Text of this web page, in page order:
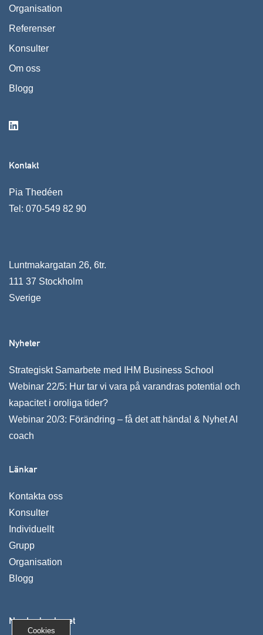
Organisation
Referenser
Konsulter
Om oss
Blogg
Kontakt
Pia Thedéen
Tel: 070-549 82 90
Luntmakargatan 26, 6tr.
111 37 Stockholm
Sverige
Nyheter
Strategiskt Samarbete med IHM Business School
Webinar 22/5: Hur tar vi vara på varandras potential och
kapacitet i oroliga tider?
Webinar 20/3: Förändring – få det att hända! & Nyhet AI
coach
Länkar
Kontakta oss
Konsulter
Individuellt
Grupp
Organisation
Blogg
Nya Ledarskapet
Cookies